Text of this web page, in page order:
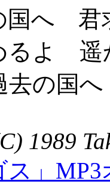
国へ 君
るよ 遥
去の国
1989
ス」